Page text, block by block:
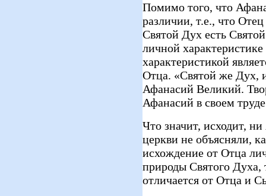
Помимо того, что
различии, т.е., что
Святой Дух есть
личной
характеристикой
Отца. «Святой же Дух,
Афанасий Великий.
Афанасий в своем
Что значит, исходит,
церкви не объясняли,
исхождение от Отца
природы Святого
отличается от Отца и